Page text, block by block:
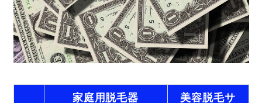
家庭用脱毛器
美容脱毛サ